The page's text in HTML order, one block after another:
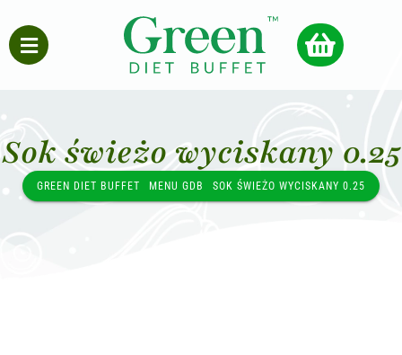
Sok świeżo wyciskany 0.25
GREEN DIET BUFFET MENU GDB SOK ŚWIEŻO WYCISKANY 0.25